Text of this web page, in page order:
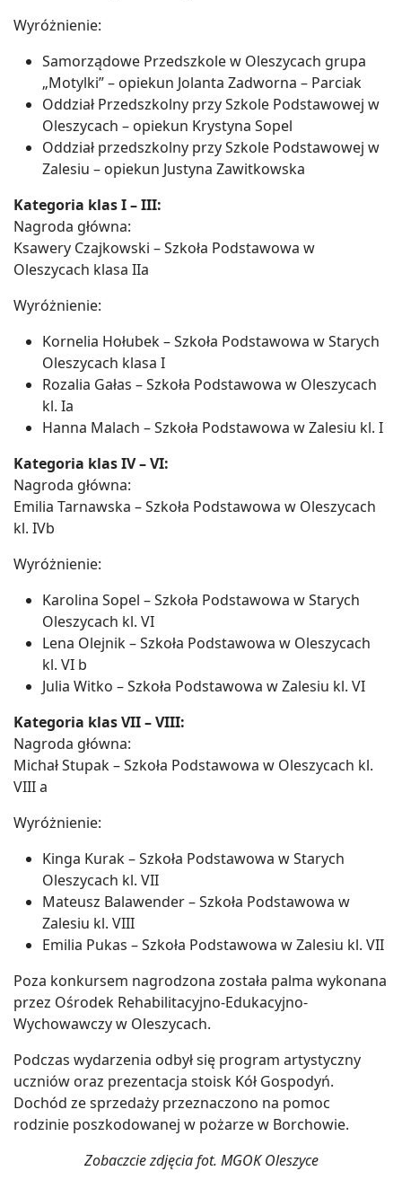
Wyróżnienie:
Samorządowe Przedszkole w Oleszycach grupa
„Motylki” – opiekun Jolanta Zadworna – Parciak
Oddział Przedszkolny przy Szkole Podstawowej w
Oleszycach – opiekun Krystyna Sopel
Oddział przedszkolny przy Szkole Podstawowej w
Zalesiu – opiekun Justyna Zawitkowska
Kategoria klas I – III:
Nagroda główna:
Ksawery Czajkowski – Szkoła Podstawowa w
Oleszycach klasa IIa
Wyróżnienie:
Kornelia Hołubek – Szkoła Podstawowa w Starych
Oleszycach klasa I
Rozalia Gałas – Szkoła Podstawowa w Oleszycach
kl. Ia
Hanna Malach – Szkoła Podstawowa w Zalesiu kl. I
Kategoria klas IV – VI:
Nagroda główna:
Emilia Tarnawska – Szkoła Podstawowa w Oleszycach
kl. IVb
Wyróżnienie:
Karolina Sopel – Szkoła Podstawowa w Starych
Oleszycach kl. VI
Lena Olejnik – Szkoła Podstawowa w Oleszycach
kl. VI b
Julia Witko – Szkoła Podstawowa w Zalesiu kl. VI
Kategoria klas VII – VIII:
Nagroda główna:
Michał Stupak – Szkoła Podstawowa w Oleszycach kl.
VIII a
Wyróżnienie:
Kinga Kurak – Szkoła Podstawowa w Starych
Oleszycach kl. VII
Mateusz Balawender – Szkoła Podstawowa w
Zalesiu kl. VIII
Emilia Pukas – Szkoła Podstawowa w Zalesiu kl. VII
Poza konkursem nagrodzona została palma wykonana
przez Ośrodek Rehabilitacyjno-Edukacyjno-
Wychowawczy w Oleszycach.
Podczas wydarzenia odbył się program artystyczny
uczniów oraz prezentacja stoisk Kół Gospodyń.
Dochód ze sprzedaży przeznaczono na pomoc
rodzinie poszkodowanej w pożarze w Borchowie.
Zobaczcie zdjęcia fot. MGOK Oleszyce